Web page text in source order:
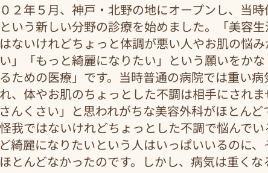
２年５月、神戸・北野の地にオープンし、当時
いう新しい分野の診療を始めました。「美容
ないけれどちょっと体調が悪い人やお肌の悩
」「もっと綺麗になりたい」という願いをかな
ための医療」です。当時普通の病院では重い病
、体やお肌のちょっとした不調は相手にされま
んくさい」と思われがちな美容外科がほとんど
我ではないけれどちょっとした不調で悩んでい
綺麗になりたいという人はいっぱいいるのに、
とんどなかったのです。しかし、病気は重くな